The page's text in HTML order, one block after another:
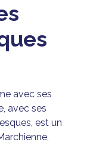
avec ses
avec ses
est un